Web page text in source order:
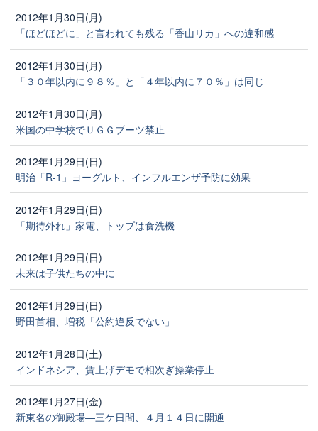
2012年1月30日(月)
「ほどほどに」と言われても残る「香山リカ」への違和感
2012年1月30日(月)
「３０年以内に９８％」と「４年以内に７０％」は同じ
2012年1月30日(月)
米国の中学校でＵＧＧブーツ禁止
2012年1月29日(日)
明治「R-1」ヨーグルト、インフルエンザ予防に効果
2012年1月29日(日)
「期待外れ」家電、トップは食洗機
2012年1月29日(日)
未来は子供たちの中に
2012年1月29日(日)
野田首相、増税「公約違反でない」
2012年1月28日(土)
インドネシア、賃上げデモで相次ぎ操業停止
2012年1月27日(金)
新東名の御殿場―三ケ日間、４月１４日に開通